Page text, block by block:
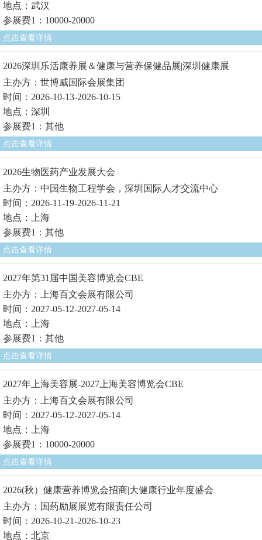
地点：武汉
参展费1：10000-20000
点击查看详情
2026深圳乐活康养展＆健康与营养保健品展|深圳健康展
主办方：世博威国际会展集团
时间：2026-10-13-2026-10-15
地点：深圳
参展费1：其他
点击查看详情
2026生物医药产业发展大会
主办方：中国生物工程学会，深圳国际人才交流中心
时间：2026-11-19-2026-11-21
地点：上海
参展费1：其他
点击查看详情
2027年第31届中国美容博览会CBE
主办方：上海百文会展有限公司
时间：2027-05-12-2027-05-14
地点：上海
参展费1：其他
点击查看详情
2027年上海美容展-2027上海美容博览会CBE
主办方：上海百文会展有限公司
时间：2027-05-12-2027-05-14
地点：上海
参展费1：10000-20000
点击查看详情
2026(秋）健康营养博览会招商|大健康行业年度盛会
主办方：国药励展展览有限责任公司
时间：2026-10-21-2026-10-23
地点：北京